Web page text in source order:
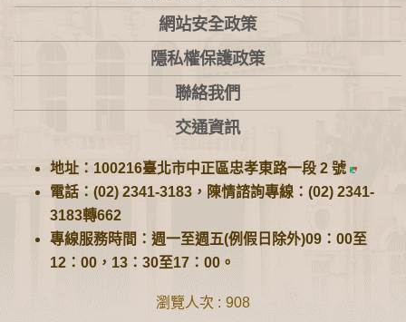
網站安全政策
隱私權保護政策
聯絡我們
交通資訊
地址：100216臺北市中正區忠孝東路一段 2 號
電話：(02) 2341-3183，陳情諮詢專線：(02) 2341-
3183轉662
專線服務時間：週一至週五(例假日除外)09：00至
12：00，13：30至17：00。
瀏覽人次 908